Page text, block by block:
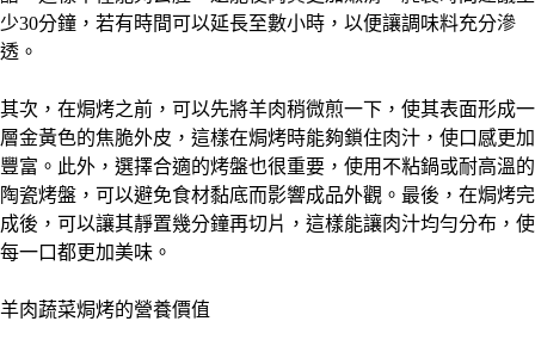
少30分鐘，若有時間可以延長至數小時，以便讓調味料充分滲
透。
其次，在焗烤之前，可以先將羊肉稍微煎一下，使其表面形成一
層金黃色的焦脆外皮，這樣在焗烤時能夠鎖住肉汁，使口感更加
豐富。此外，選擇合適的烤盤也很重要，使用不粘鍋或耐高溫的
陶瓷烤盤，可以避免食材黏底而影響成品外觀。最後，在焗烤完
成後，可以讓其靜置幾分鐘再切片，這樣能讓肉汁均勻分布，使
每一口都更加美味。
羊肉蔬菜焗烤的營養價值